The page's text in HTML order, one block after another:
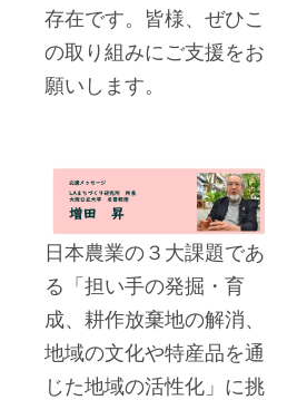
存在です。皆様、ぜひこ
の取り組みにご支援をお
願いします。
日本農業の３大課題であ
る「担い手の発掘・育
成、耕作放棄地の解消、
地域の文化や特産品を通
じた地域の活性化」に挑